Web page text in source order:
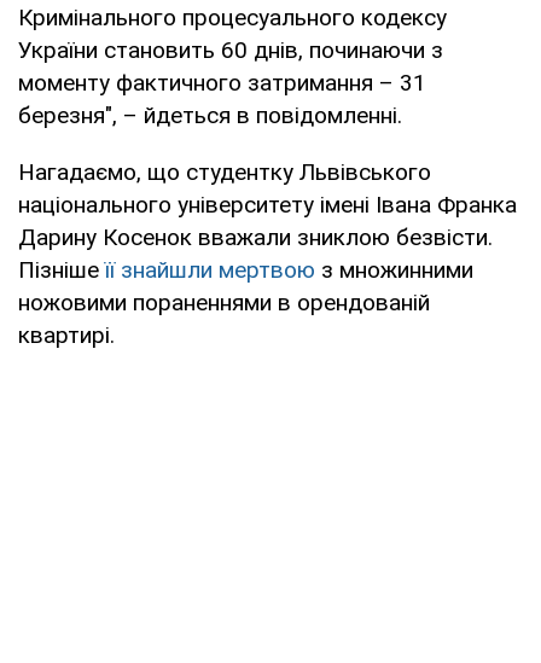
Кримінального процесуального кодексу
України становить 60 днів, починаючи з
моменту фактичного затримання – 31
березня", – йдеться в повідомленні.
Нагадаємо, що студентку Львівського
національного університету імені Івана Франка
Дарину Косенок вважали зниклою безвісти.
Пізнішеїї знайшли мертвою з множинними
ножовими пораненнями в орендованій
квартирі.